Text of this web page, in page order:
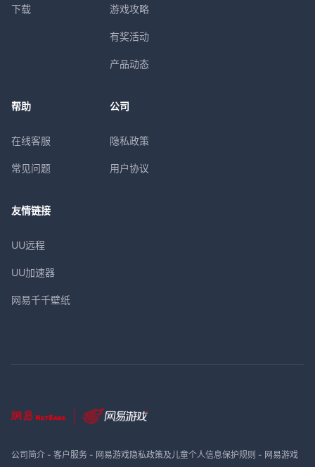
下载 游戏攻略
有奖活动
产品动态
帮助
在线客服
常见问题
公司
隐私政策
用户协议
友情链接
UU远程
UU加速器
网易千千壁纸
公司简介- 客户服务- 网易游戏隐私政策及儿童个人信息保护规则 - 网易游戏